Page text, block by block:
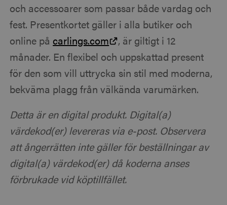
och accessoarer som passar både vardag och
fest. Presentkortet gäller i alla butiker och
online på carlings.com
, är giltigt i 12
månader. En flexibel och uppskattad present
för den som vill uttrycka sin stil med moderna,
bekväma plagg från välkända varumärken.
Detta är en digital produkt. Digital(a)
värdekod(er) levereras via e-post. Observera
att ångerrätten inte gäller för beställningar av
digital(a) värdekod(er) då koderna anses
förbrukade vid köptillfället.